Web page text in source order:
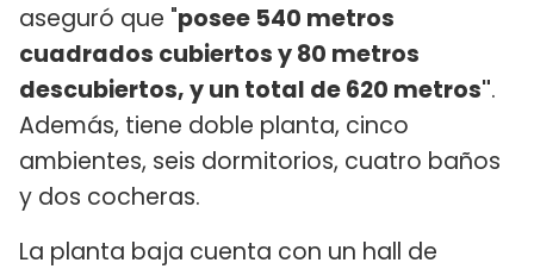
aseguró que "posee 540 metros
cuadrados cubiertos y 80 metros
descubiertos, y un total de 620 metros".
Además, tiene doble planta, cinco
ambientes, seis dormitorios, cuatro baños
y dos cocheras.
La planta baja cuenta con un hall de